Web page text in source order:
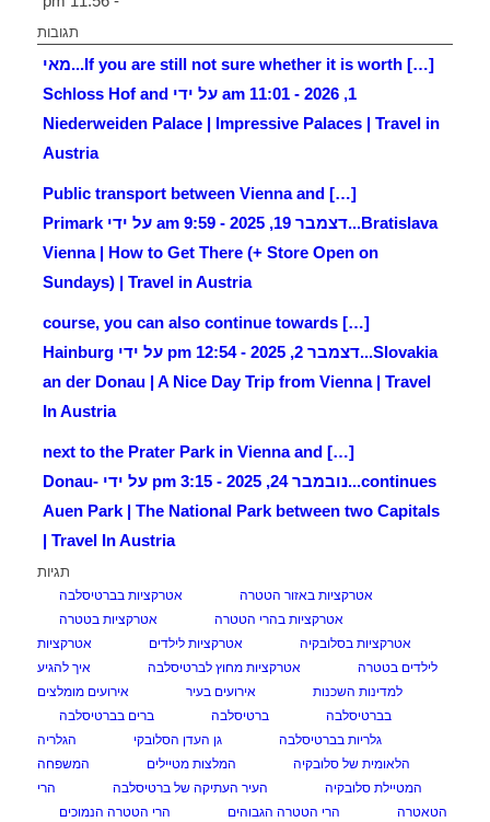
תגובות
[…] If you are still not sure whether it is worth...
מאי
1, 2026 - 11:01 am על ידי Schloss Hof and
Niederweiden Palace | Impressive Palaces | Travel in
Austria
[…] Public transport between Vienna and
Bratislava...
דצמבר 19, 2025 - 9:59 am על ידי Primark
Vienna | How to Get There (+ Store Open on
Sundays) | Travel in Austria
[…] course, you can also continue towards
Slovakia...
דצמבר 2, 2025 - 12:54 pm על ידי Hainburg
an der Donau | A Nice Day Trip from Vienna | Travel
In Austria
[…] next to the Prater Park in Vienna and
continues...
נובמבר 24, 2025 - 3:15 pm על ידי Donau-
Auen Park | The National Park between two Capitals
| Travel In Austria
תגיות
אטרקציות באזור הטטרה
אטרקציות בברטיסלבה
אטרקציות בהרי הטטרה
אטרקציות בטטרה
אטרקציות בסלובקיה
אטרקציות לילדים
אטרקציות
לילדים בטטרה
אטרקציות מחוץ לברטיסלבה
איך להגיע
למדינות השכנות
אירועים בעיר
אירועים מומלצים
בברטיסלבה
ברטיסלבה
ברים בברטיסלבה
גלריות בברטיסלבה
גן העדן הסלובקי
הגלריה
הלאומית של סלובקיה
המלצות מטיילים
המשפחה
המטיילת סלובקיה
העיר העתיקה של ברטיסלבה
הרי
הטאטרה
הרי הטטרה הגבוהים
הרי הטטרה הנמוכים